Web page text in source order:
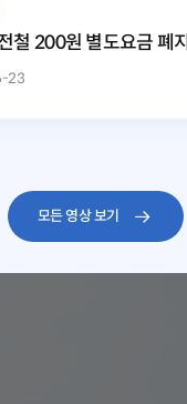
철 200원 별도요금 폐지
23
모든 영상 보기